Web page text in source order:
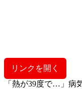
リンクを開く
「熱が39度で…」病